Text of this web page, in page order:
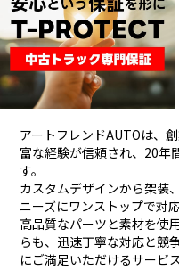
アートフレンドAUTOは、
富な経験が信頼され、 20年
す。
カスタムデザインから架装
ニーズにワンストップで対
高品質なパーツと素材を使
らも、 迅速丁寧な対応と競
にご満足いただけるサービ